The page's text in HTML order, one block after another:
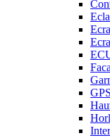
GPS